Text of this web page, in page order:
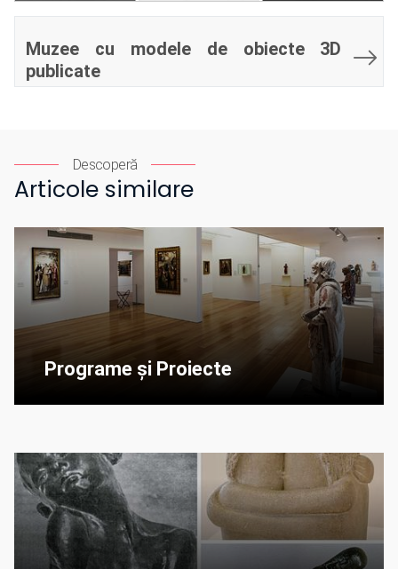
Muzee cu modele de obiecte 3D
publicate
Descoperă
Articole similare
Programe și Proiecte